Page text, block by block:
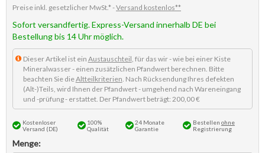
Preise inkl. gesetzlicher MwSt.* -Versand kostenlos**
Sofort versandfertig. Express-Versand innerhalb DE bei
Bestellung bis 14 Uhr möglich.
Dieser Artikel ist ein Austauschteil, für das wir - wie bei einer Kiste
Mineralwasser - einen zusätzlichen Pfandwert berechnen. Bitte
beachten Sie dieAltteilkriterien. Nach Rücksendung Ihres defekten
(Alt-)Teils, wird Ihnen der Pfandwert - umgehend nach Wareneingang
und -prüfung - erstattet. Der Pfandwert beträgt: 200,00 €
Kostenloser
Versand (DE)
100%
Qualität
24 Monate
Garantie
Bestellen ohne
Registrierung
Menge: